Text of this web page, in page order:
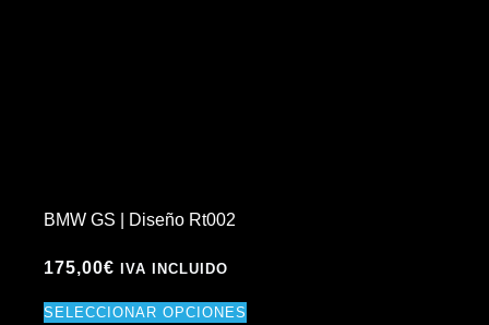
BMW GS | Diseño Rt002
175,00€ IVA INCLUIDO
SELECCIONAR OPCIONES